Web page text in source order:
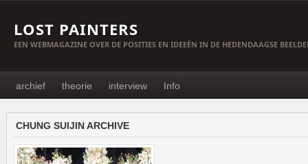
LOST PAINTERS
EEN WEBMAGAZINE OVER DE POSITIES EN IDEEËN IN DE HEDENDAAGSE
archief theorie interview Info
CHUNG SUIJIN ARCHIVE